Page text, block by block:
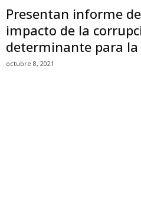
Presentan informe
impacto de la
determinante para la
octubre 8, 2021